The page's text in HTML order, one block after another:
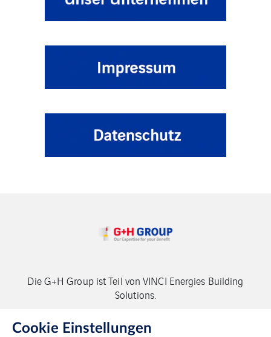
Die G+H Group ist Teil von VINCI Energies Building
Solutions.
Copyright G+H Group
Cookie Einstellungen